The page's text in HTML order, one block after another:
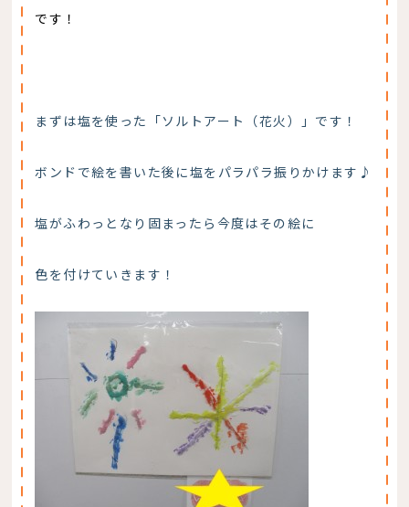
です！
まずは塩を使った「ソルトアート（花火）」です！
ボンドで絵を書いた後に塩をパラパラ振りかけます♪
塩がふわっとなり固まったら今度はその絵に
色を付けていきます！